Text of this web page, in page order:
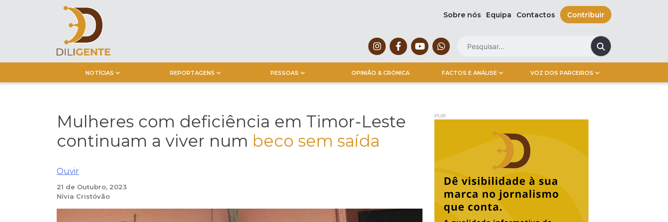
Sobre nós Equipa Contactos Contribuir
NOTÍCIAS REPORTAGENS PESSOAS OPINIÃO & CRÓNICA FACTOS E ANÁLISE VOZ DOS PARCEIROS
Mulheres com deficiência em Timor-Leste
continuam a viver num beco sem saída
Ouvir
21 de Outubro, 2023
Nívia Cristóvão
PUB